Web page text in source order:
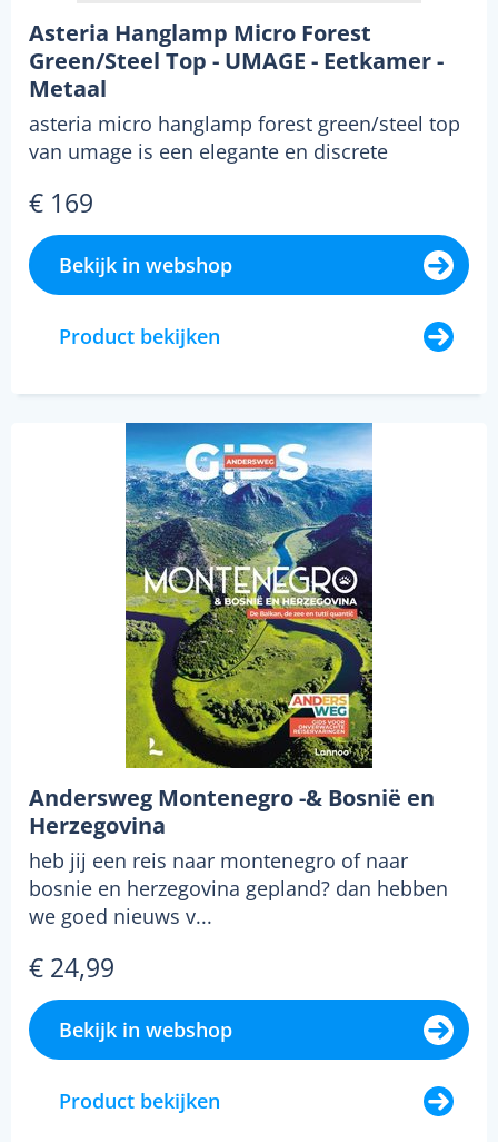
Asteria Hanglamp Micro Forest
Green/Steel Top - UMAGE - Eetkamer -
Metaal
asteria micro hanglamp forest green/steel top
van umage is een elegante en discrete
€ 169
Bekijk in webshop
Product bekijken
Andersweg Montenegro -& Bosnië en
Herzegovina
heb jij een reis naar montenegro of naar
bosnie en herzegovina gepland? dan hebben
we goed nieuws v...
€ 24,99
Bekijk in webshop
Product bekijken